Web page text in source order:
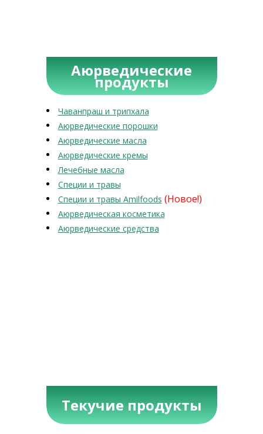
Аюрведические
продукты
Чаванпраш и трипхала
Аюрведические порошки
Аюрведические масла
Аюрведические кремы
Лечебные масла
Специи и травы
Специи и травы Amilfoods (Новое!)
Аюрведическая косметика
Аюрведические средства
Текучие продукты